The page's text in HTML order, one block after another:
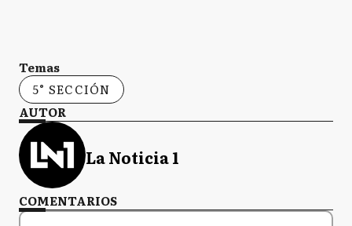
Temas
5° SECCIÓN
AUTOR
La Noticia 1
COMENTARIOS